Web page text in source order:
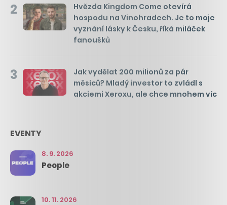
2
Hvězda Kingdom Come otevírá
hospodu na Vinohradech. Je to moje
vyznání lásky k Česku, říká miláček
fanoušků
3
Jak vydělat 200 milionů za pár
měsíců? Mladý investor to zvládl s
akciemi Xeroxu, ale chce mnohem víc
EVENTY
8. 9. 2026
People
10. 11. 2026